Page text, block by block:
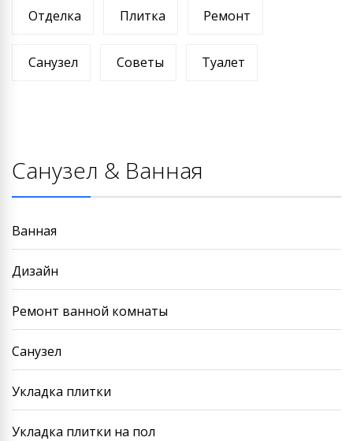
Отделка Плитка Ремонт
Санузел Советы Туалет
Санузел & Ванная
Ванная
Дизайн
Ремонт ванной комнаты
Санузел
Укладка плитки
Укладка плитки на пол